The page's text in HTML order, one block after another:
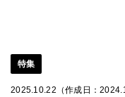
特集
2025.10.22（作成日：